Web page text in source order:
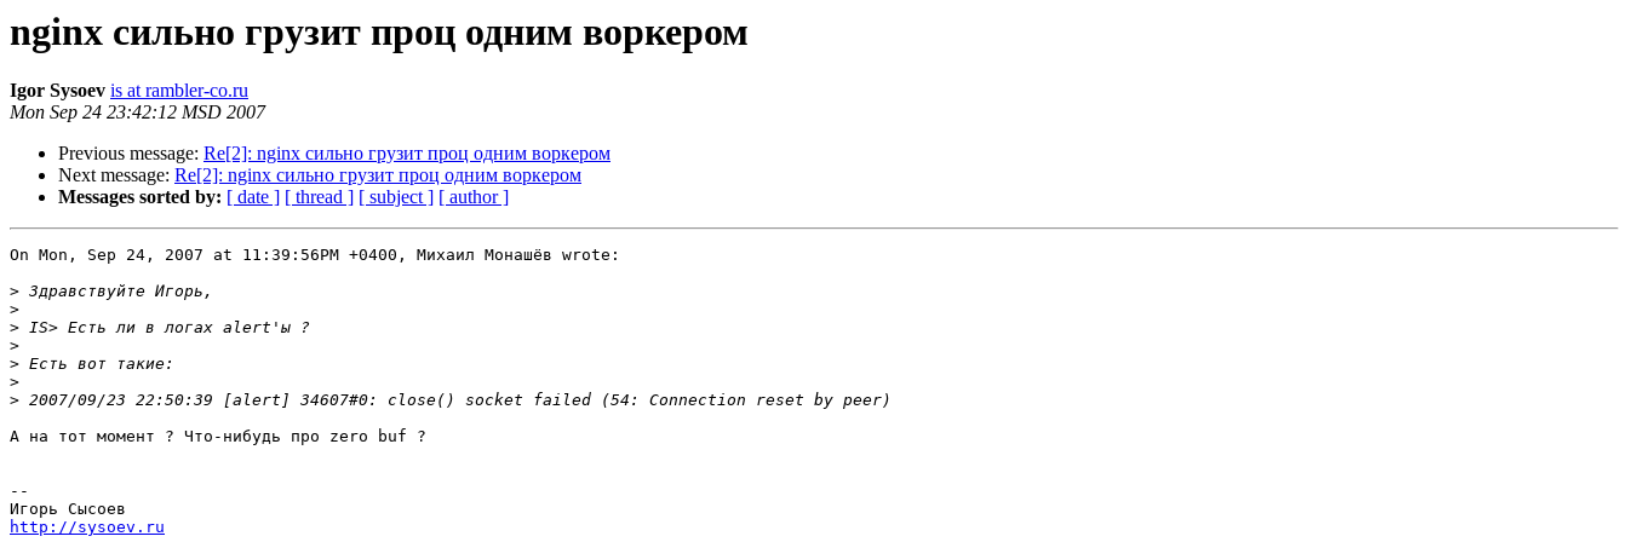
nginx сильно грузит проц одним воркером
Igor Sysoev is at rambler-co.ru
Mon Sep 24 23:42:12 MSD 2007
Previous message: Re[2]: nginx сильно грузит проц одним воркером
Next message: Re[2]: nginx сильно грузит проц одним воркером
Messages sorted by: [ date ] [ thread ] [ subject ] [ author ]
On Mon, Sep 24, 2007 at 11:39:56PM +0400, Михаил Монашёв wrote:
>
>
>
>
>
>
>
А на тот момент ? Что-нибудь про zero buf ?
--
http://sysoev.ru